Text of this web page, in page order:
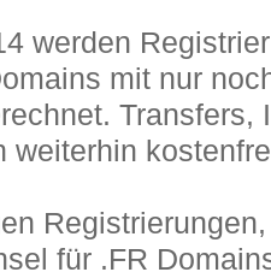
werden
mit nur
Transfers,
weiterhin
für .FR